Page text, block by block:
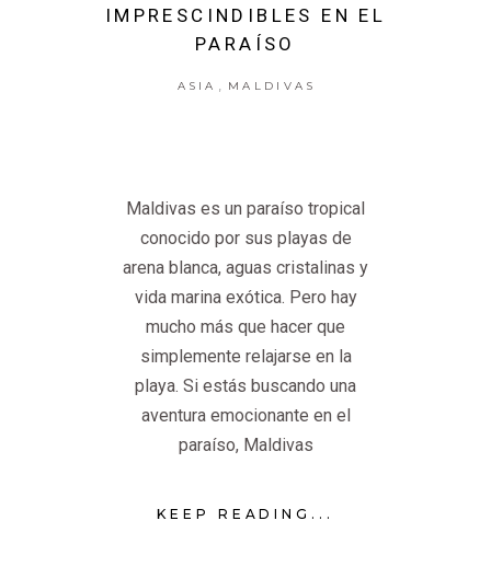
IMPRESCINDIBLES EN EL
PARAÍSO
ASIA , MALDIVAS
Maldivas es un paraíso tropical
conocido por sus playas de
arena blanca, aguas cristalinas y
vida marina exótica. Pero hay
mucho más que hacer que
simplemente relajarse en la
playa. Si estás buscando una
aventura emocionante en el
paraíso, Maldivas
KEEP READING...